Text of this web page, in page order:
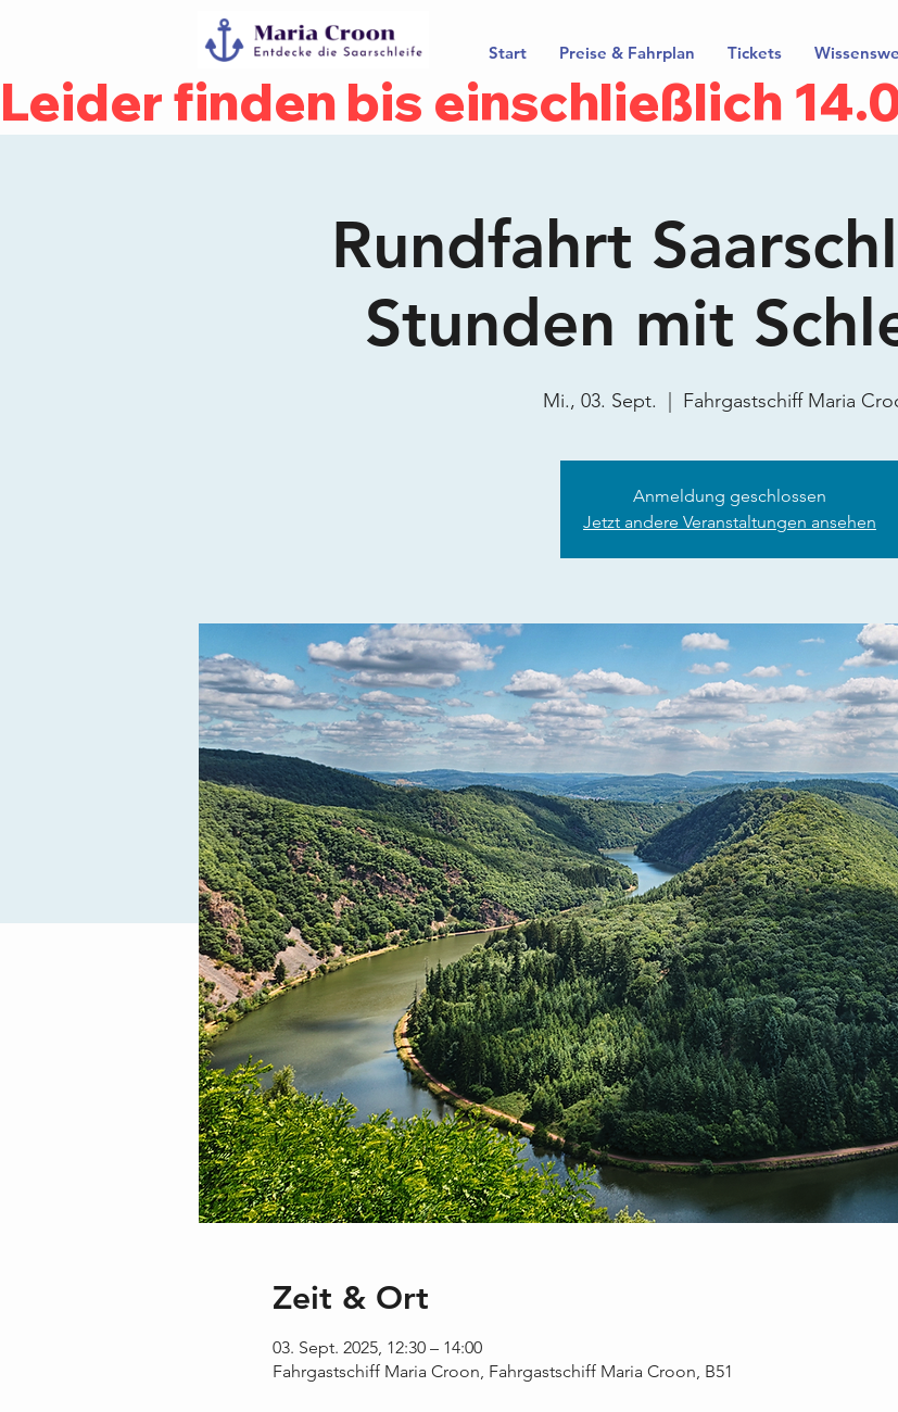
Start Preise & Fahrplan Tickets
Leider finden bis einschließlich
Rundfahrt
Stunden mit
Mi., 03. Sept. Fahrgastschiff Maria
Anmeldung geschlossen
Jetzt andere Veranstaltungen ansehen
Zeit & Ort
03. Sept. 2025, 12:30 – 14:00
Fahrgastschiff Maria Croon, Fahrgastschiff Maria Croon, B51